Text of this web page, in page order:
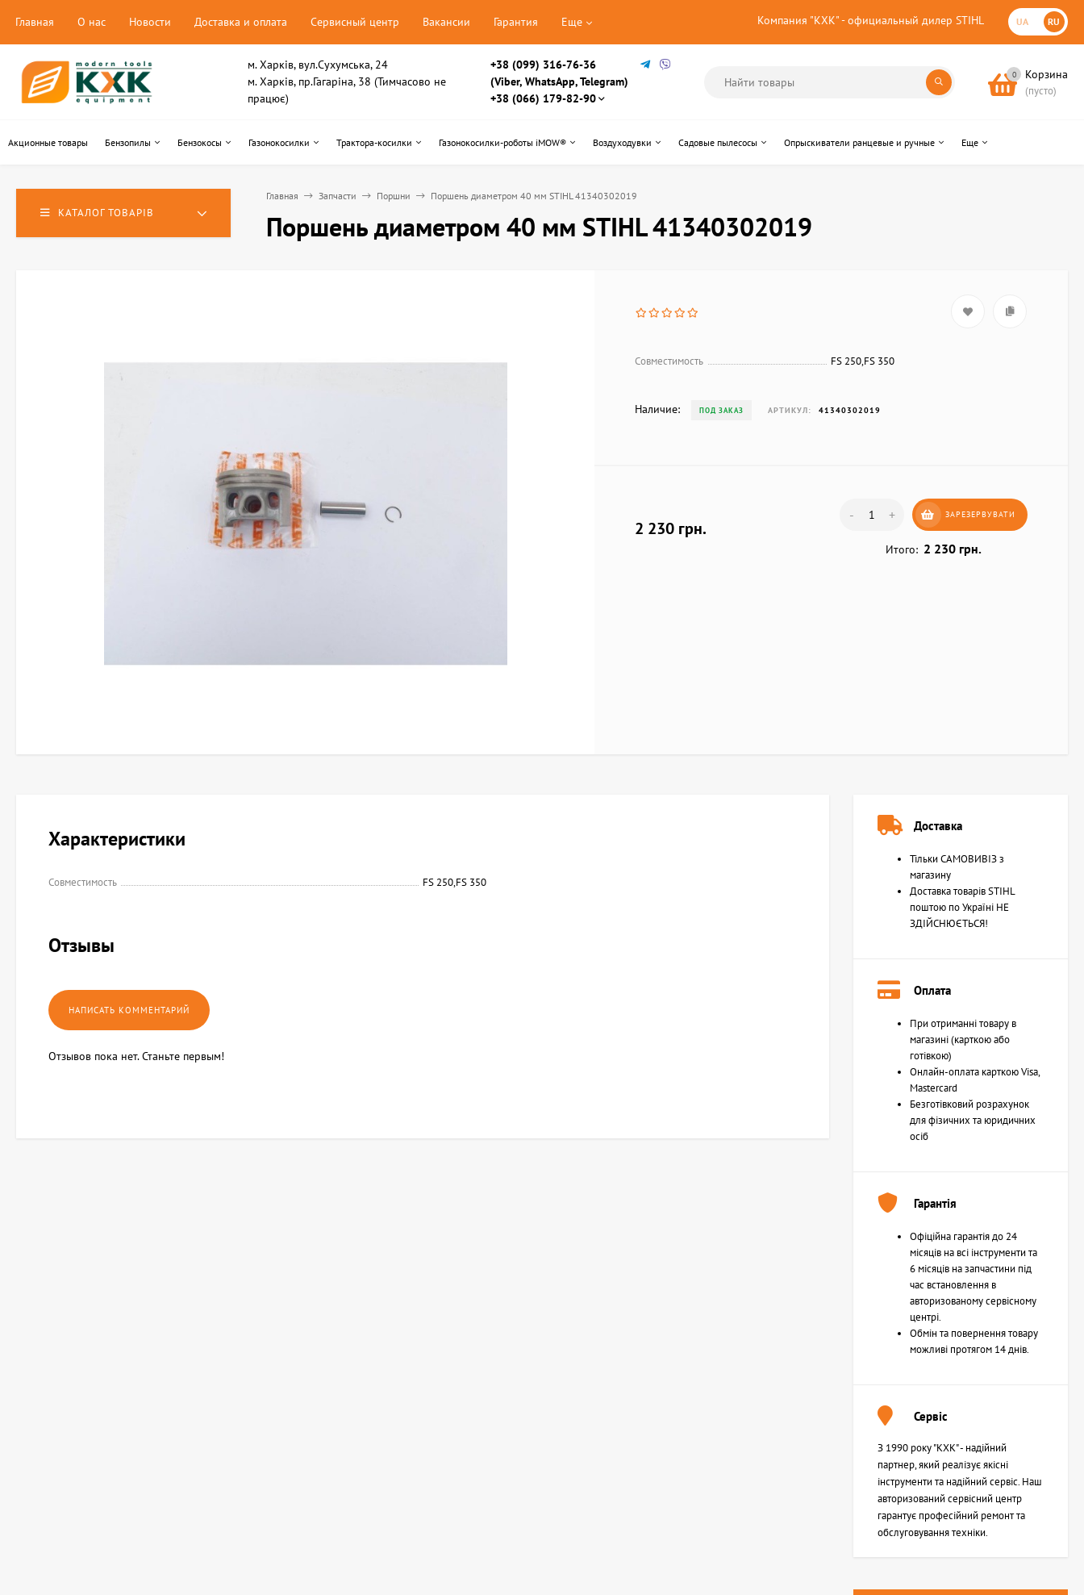
Компания "КХК" - официальный дилер STIHL UA RU
Главная О нас Новости Доставка и оплата Сервисный центр Вакансии Гарантия Еще
м. Харків, вул.Сухумська, 24
м. Харків, пр.Гагаріна, 38 (Тимчасово не
працює)
+38 (099) 316-76-36
(Viber, WhatsApp, Telegram)
+38 (066) 179-82-90
0 Корзина
(пусто)
Акционные товары Бензопилы Бензокосы Газонокосилки Трактора-косилки Газонокосилки-роботы iMOW® Воздуходувки Садовые пылесосы Опрыскиватели ранцевые и ручные Еще
КАТАЛОГ ТОВАРІВ
Главная Запчасти Поршни Поршень диаметром 40 мм STIHL 41340302019
Поршень диаметром 40 мм STIHL 41340302019
Совместимость FS 250,FS 350
Наличие: ПОД ЗАКАЗ АРТИКУЛ: 41340302019
2 230 грн.
- + ЗАРЕЗЕРВУВАТИ
Итого: 2 230 грн.
Характеристики
Совместимость FS 250,FS 350
Отзывы
Отзывов пока нет. Станьте первым!
Доставка
Тільки САМОВИВІЗ з
магазину
Доставка товарів STIHL
поштою по Україні НЕ
ЗДІЙСНЮЄТЬСЯ!
Оплата
При отриманні товару в
магазині (карткою або
готівкою)
Онлайн-оплата карткою Visa,
Mastercard
Безготівковий розрахунок
для фізичних та юридичних
осіб
Гарантія
Офіційна гарантія до 24
місяців на всі інструменти та
6 місяців на запчастини під
час встановлення в
авторизованому сервісному
центрі.
Обмін та повернення товару
можливі протягом 14 днів.
Сервіс
З 1990 року "КХК" - надійний
партнер, який реалізує якісні
інструменти та надійний сервіс. Наш
авторизований сервісний центр
гарантує професійний ремонт та
обслуговування техніки.